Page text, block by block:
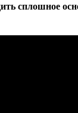
сплошное